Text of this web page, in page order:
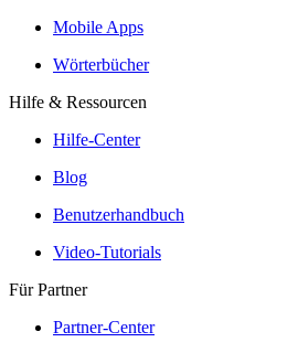
Mobile Apps
Wörterbücher
Hilfe & Ressourcen
Hilfe-Center
Blog
Benutzerhandbuch
Video-Tutorials
Für Partner
Partner-Center